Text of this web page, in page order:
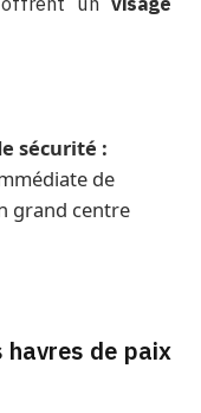
sécurité :
de
grand centre
havres de paix